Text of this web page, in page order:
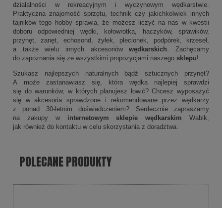
działalności w rekreacyjnym i wyczynowym wędkarstwie.
Praktyczna znajomość sprzętu, technik czy jakichkolwiek innych
tajników tego hobby sprawia, że możesz liczyć na nas w kwestii
doboru odpowiedniej wędki, kołowrotka, haczyków, spławików,
przynęt, zanęt, echosond, żyłek, plecionek, podpórek, krzeseł,
a także wielu innych akcesoriówwędkarskich . Zachęcamy
do zapoznania się ze wszystkimi propozycjami naszego sklepu!
Szukasz najlepszych naturalnych bądź sztucznych przynęt?
A może zastanawiasz się, która wędka najlepiej sprawdzi
się do warunków, w których planujesz łowić? Chcesz wyposażyć
się w akcesoria sprawdzone i rekomendowane przez wędkarzy
z ponad 30-letnim doświadczeniem? Serdecznie zapraszamy
na zakupy w internetowym sklepie wędkarskim Wabik,
jak również do kontaktu w celu skorzystania z doradztwa.
POLECANE PRODUKTY